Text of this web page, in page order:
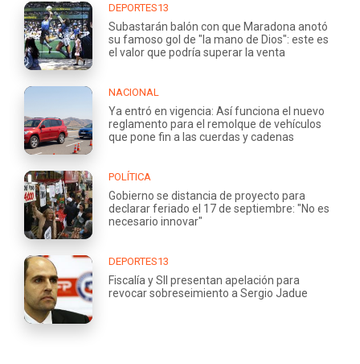
DEPORTES13
Subastarán balón con que Maradona anotó
su famoso gol de "la mano de Dios": este es
el valor que podría superar la venta
NACIONAL
Ya entró en vigencia: Así funciona el nuevo
reglamento para el remolque de vehículos
que pone fin a las cuerdas y cadenas
POLÍTICA
Gobierno se distancia de proyecto para
declarar feriado el 17 de septiembre: "No es
necesario innovar"
DEPORTES13
Fiscalía y SII presentan apelación para
revocar sobreseimiento a Sergio Jadue